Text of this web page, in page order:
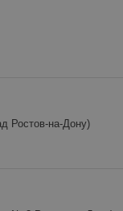
Ростов-на-Дону)